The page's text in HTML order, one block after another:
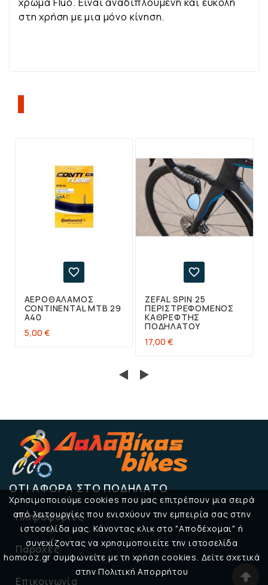
Χρησιμοποιούμε cookies που μας επιτρέπουν μια σειρά
από λειτουργίες που ενισχύουν την εμπειρία σας στην
ιστοσελίδα μας. Κάνοντας κλικ στο "Αποδέχομαι" ή
συνεχίζοντας να χρησιμοποιείτε την ιστοσελίδα
homooz.gr συμφωνείτε με τη χρήση cookies. Δείτε σχετικά
στην Πολιτική Απορρήτου
στη χρήση με μια μόνο κίνηση.

ΑΕΡΟΘΑΛΑΜΟΣ
CONTINENTAL MTB 29
A40
5,00 €

ZEFAL SPIN 25
ΠΕΡΙΣΤΡΕΦΌΜΕΝΟΣ
ΚΑΘΡΈΦΤΗΣ
ΠΟΔΗΛΆΤΟΥ
17,00 €
ΌΤΙ ΑΦΟΡΆ ΣΤΟ ΠΟΔΉΛΑΤΟ
Πληροφορίες 
Παροχές
Επικοινωνία